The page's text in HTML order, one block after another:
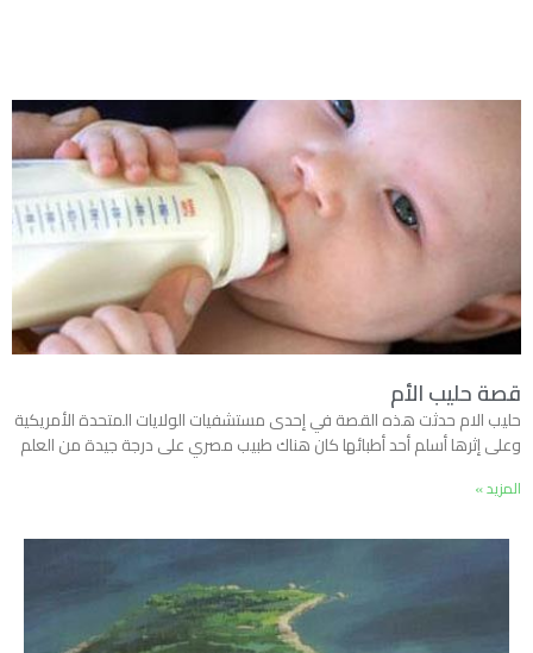
قصة حليب الأم
حليب الام حدثت هذه القصة في إحدى مستشفيات الولايات المتحدة الأمريكية
وعلى إثرها أسلم أحد أطبائها كان هناك طبيب مصري على درجة جيدة من العلم
المزيد »